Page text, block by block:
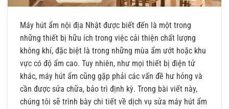
Máy hút ẩm nội địa Nhật được biết đến là một trong
những thiết bị hữu ích trong việc cải thiện chất lượng
không khí, đặc biệt là trong những mùa ẩm ướt hoặc khu
vực có độ ẩm cao. Tuy nhiên, như mọi thiết bị điện tử
khác, máy hút ẩm cũng gặp phải các vấn đề hư hỏng và
cần được sửa chữa, bảo trì định kỳ. Trong bài viết này,
chúng tôi sẽ trình bày chi tiết về dịch vụ sửa máy hút ẩm